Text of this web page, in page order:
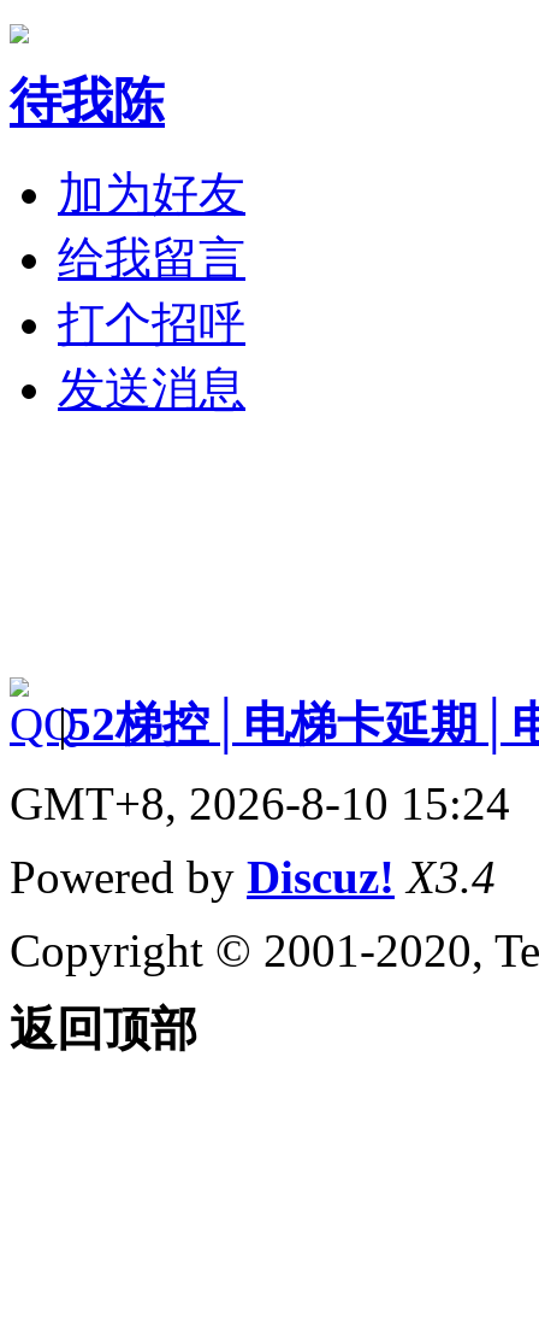
待我陈
加为好友
给我留言
打个招呼
发送消息
|52梯控│电梯卡延期│
GMT+8, 2026-8-10 15:24
Powered by Discuz! X3.4
Copyright © 2001-2020,
返回顶部